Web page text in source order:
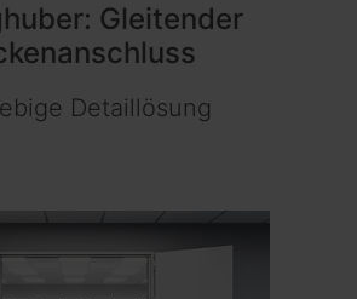
Gleitender
Detaillösung